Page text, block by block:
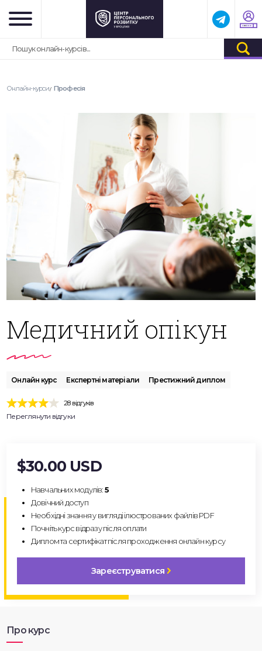
Онлайн-курси Професія
Медичний опікун
Онлайн курс Експертні матеріали Престижний диплом
28 відгуків
Переглянути відгуки
$30.00 USD
Навчальних модулів: 5
Довічний доступ
Необхідні знання у вигляді ілюстрованих файлів PDF
Почніть курс відразу після оплати
Диплом та сертифікат після проходження онлайн курсу
Зареєструватися
Про курс
$30.00 USD Зареєструватися